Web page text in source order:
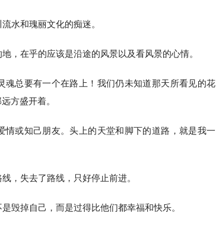
水和瑰丽文化的痴迷。
，在乎的应该是沿途的风景以及看风景的心情。
魂总要有一个在路上！我们仍未知道那天所看见的花
方盛开着。
情或知己朋友。头上的天堂和脚下的道路，就是我一
，失去了路线，只好停止前进。
毁掉自己，而是过得比他们都幸福和快乐。